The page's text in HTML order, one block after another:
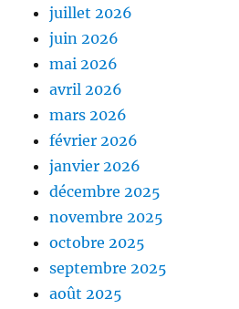
juillet 2026
juin 2026
mai 2026
avril 2026
mars 2026
février 2026
janvier 2026
décembre 2025
novembre 2025
octobre 2025
septembre 2025
août 2025